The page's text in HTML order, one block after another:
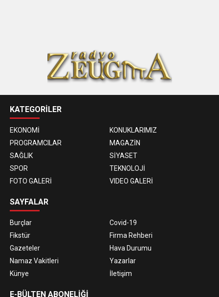
KATEGORİLER
EKONOMİ
KONUKLARIMIZ
PROGRAMCILAR
MAGAZİN
SAĞLIK
SİYASET
SPOR
TEKNOLOJİ
FOTO GALERİ
VIDEO GALERİ
SAYFALAR
Burçlar
Covid-19
Fikstür
Firma Rehberi
Gazeteler
Hava Durumu
Namaz Vakitleri
Yazarlar
Künye
İletişim
E-BÜLTEN ABONELİĞİ